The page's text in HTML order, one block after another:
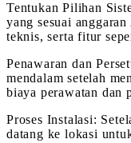
Tentukan Pilihan
yang sesuai
teknis, serta fitur
Penawaran dan
mendalam setelah
biaya perawatan dan
Proses Instalasi:
datang ke lokasi